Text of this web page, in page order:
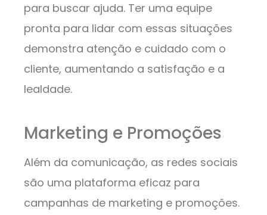
para buscar ajuda. Ter uma equipe
pronta para lidar com essas situações
demonstra atenção e cuidado com o
cliente, aumentando a satisfação e a
lealdade.
Marketing e Promoções
Além da comunicação, as redes sociais
são uma plataforma eficaz para
campanhas de marketing e promoções.